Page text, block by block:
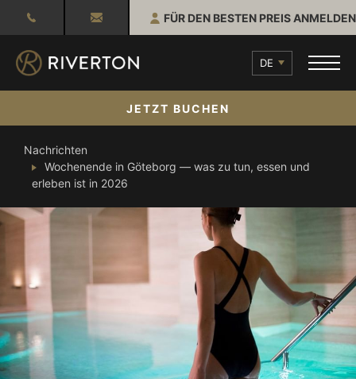
FÜR DEN BESTEN PREIS ANMELDEN
DE
JETZT BUCHEN
Nachrichten
Wochenende in Göteborg — was zu tun, essen und
erleben ist in 2026